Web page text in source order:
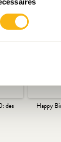
des
Happy